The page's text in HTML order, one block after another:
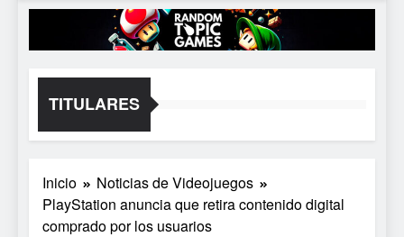
Games
TITULARES
Inicio
Noticias de Videojuegos
PlayStation anuncia que retira contenido digital
comprado por los usuarios